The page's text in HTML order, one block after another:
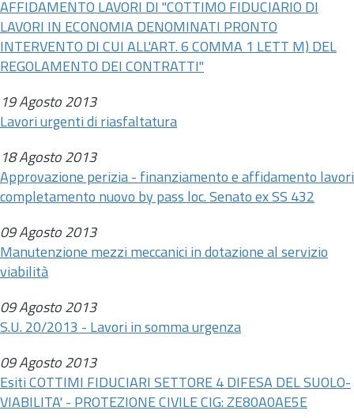
AFFIDAMENTO LAVORI DI "COTTIMO FIDUCIARIO DI
LAVORI IN ECONOMIA DENOMINATI PRONTO
INTERVENTO DI CUI ALL'ART. 6 COMMA 1 LETT M) DEL
REGOLAMENTO DEI CONTRATTI"
19 Agosto 2013
Lavori urgenti di riasfaltatura
18 Agosto 2013
Approvazione perizia - finanziamento e affidamento lavori
completamento nuovo by pass loc. Senato ex SS 432
09 Agosto 2013
Manutenzione mezzi meccanici in dotazione al servizio
viabilità
09 Agosto 2013
S.U. 20/2013 - Lavori in somma urgenza
09 Agosto 2013
Esiti COTTIMI FIDUCIARI SETTORE 4 DIFESA DEL SUOLO-
VIABILITA' - PROTEZIONE CIVILE CIG: ZE80A0AE5E